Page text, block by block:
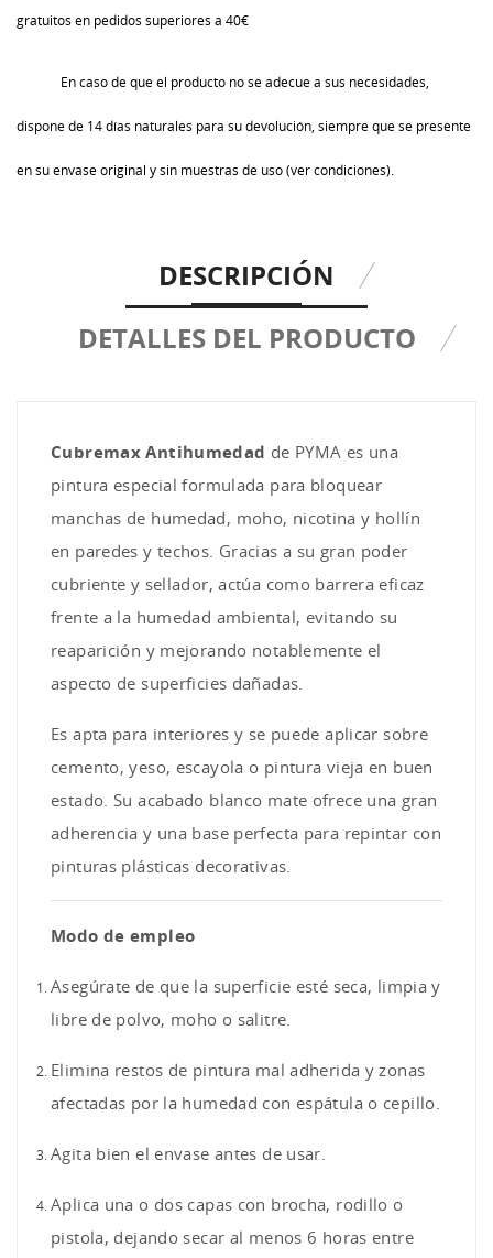
gratuitos en pedidos superiores a 40€
En caso de que el producto no se adecue a sus necesidades,
dispone de 14 días naturales para su devolución, siempre que se presente
en su envase original y sin muestras de uso (ver condiciones).
DESCRIPCIÓN
DETALLES DEL PRODUCTO
Cubremax Antihumedad de PYMA es una
pintura especial formulada para bloquear
manchas de humedad, moho, nicotina y hollín
en paredes y techos. Gracias a su gran poder
cubriente y sellador, actúa como barrera eficaz
frente a la humedad ambiental, evitando su
reaparición y mejorando notablemente el
aspecto de superficies dañadas.
Es apta para interiores y se puede aplicar sobre
cemento, yeso, escayola o pintura vieja en buen
estado. Su acabado blanco mate ofrece una gran
adherencia y una base perfecta para repintar con
pinturas plásticas decorativas.
Modo de empleo
Asegúrate de que la superficie esté seca, limpia y
libre de polvo, moho o salitre.
Elimina restos de pintura mal adherida y zonas
afectadas por la humedad con espátula o cepillo.
Agita bien el envase antes de usar.
Aplica una o dos capas con brocha, rodillo o
pistola, dejando secar al menos 6 horas entre